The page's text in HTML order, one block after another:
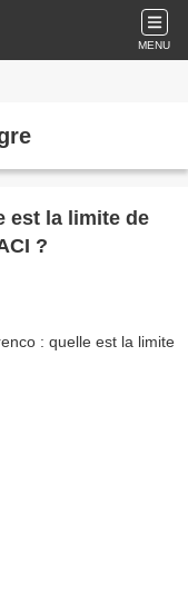
MENU
est la limite de
?